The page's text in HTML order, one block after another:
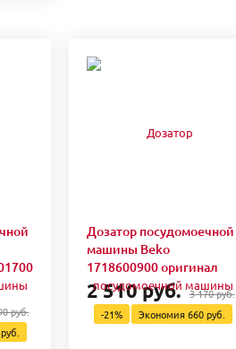
руб.
Дозатор посудомоечной
машины Beko
1718600900 оригинал
2 510 руб. 3 170 руб.
-21%
Экономия660 руб.